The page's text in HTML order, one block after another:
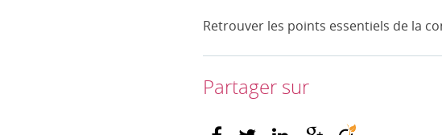
Retrouver les points essentiels de la
Partager sur